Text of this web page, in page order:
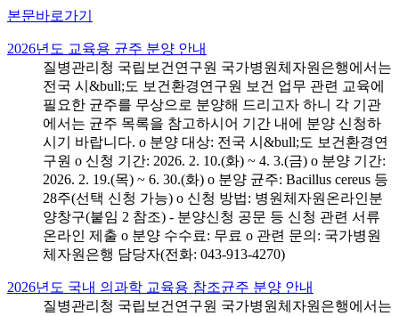
본문바로가기
2026년도 교육용 균주 분양 안내
질병관리청 국립보건연구원 국가병원체자원은행에서는
전국 시&bull;도 보건환경연구원 보건 업무 관련 교육에
필요한 균주를 무상으로 분양해 드리고자 하니 각 기관
에서는 균주 목록을 참고하시어 기간 내에 분양 신청하
시기 바랍니다. o 분양 대상: 전국 시&bull;도 보건환경연
구원 o 신청 기간: 2026. 2. 10.(화) ~ 4. 3.(금) o 분양 기간:
2026. 2. 19.(목) ~ 6. 30.(화) o 분양 균주: Bacillus cereus 등
28주(선택 신청 가능) o 신청 방법: 병원체자원온라인분
양창구(붙임 2 참조) - 분양신청 공문 등 신청 관련 서류
온라인 제출 o 분양 수수료: 무료 o 관련 문의: 국가병원
체자원은행 담당자(전화: 043-913-4270)
2026년도 국내 의과학 교육용 참조균주 분양 안내
질병관리청 국립보건연구원 국가병원체자원은행에서는